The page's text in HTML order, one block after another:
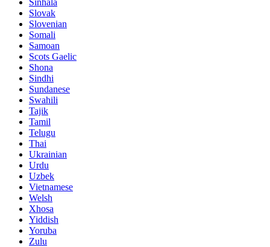
Sinhala
Slovak
Slovenian
Somali
Samoan
Scots Gaelic
Shona
Sindhi
Sundanese
Swahili
Tajik
Tamil
Telugu
Thai
Ukrainian
Urdu
Uzbek
Vietnamese
Welsh
Xhosa
Yiddish
Yoruba
Zulu